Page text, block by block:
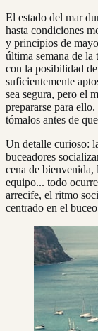
El estado del mar
hasta condiciones
y principios de
última semana de la
con la posibilidad
suficientemente
sea segura, pero el
prepararse para
tómalos antes de
Un detalle curioso:
buceadores
cena de bienvenida,
equipo... todo
arrecife, el ritmo
centrado en el